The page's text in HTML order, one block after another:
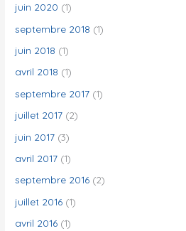
juin 2020 (1)
septembre 2018 (1)
juin 2018 (1)
avril 2018 (1)
septembre 2017 (1)
juillet 2017 (2)
juin 2017 (3)
avril 2017 (1)
septembre 2016 (2)
juillet 2016 (1)
avril 2016 (1)